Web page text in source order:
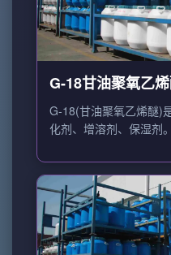
G-18甘油聚氧乙
G-18(甘油聚氧乙烯醚)
化剂、增溶剂、保湿剂。